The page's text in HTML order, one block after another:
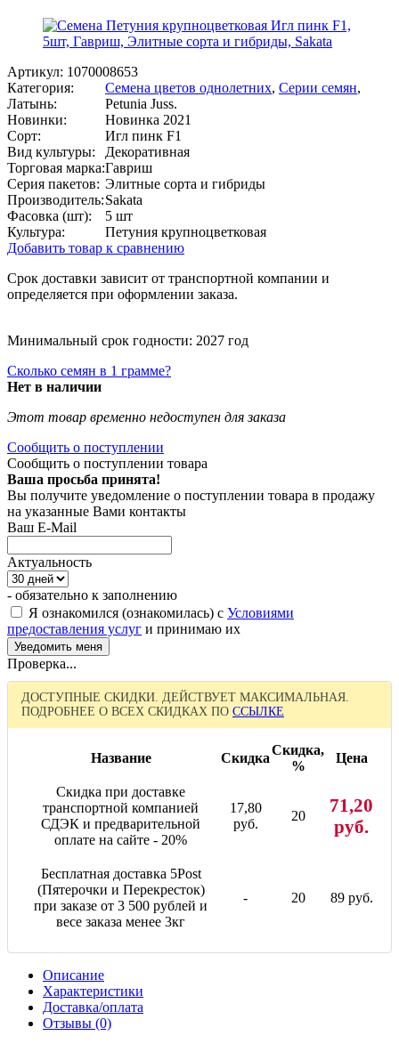
Артикул: 1070008653
Категория:
Семена цветов однолетних, Серии семян,
Латынь:
Petunia Juss.
Новинки:
Новинка 2021
Сорт:
Игл пинк F1
Вид культуры:
Декоративная
Торговая марка:Гавриш
Серия пакетов: Элитные сорта и гибриды
Производитель:Sakata
Фасовка (шт):
5 шт
Культура:
Петуния крупноцветковая
Добавить товар к сравнению
Срок доставки зависит от транспортной компании и
определяется при оформлении заказа.
Минимальный срок годности: 2027 год
Сколько семян в 1 грамме?
Нет в наличии
Этот товар временно недоступен для заказа
Сообщить о поступлении
Сообщить о поступлении товара
Ваша просьба принята!
Вы получите уведомление о поступлении товара в продажу
на указанные Вами контакты
Ваш E-Mail
Актуальность
- обязательно к заполнению
Я ознакомился (ознакомилась) с Условиями
предоставления услуг и принимаю их
Проверка...
ДОСТУПНЫЕ СКИДКИ. ДЕЙСТВУЕТ МАКСИМАЛЬНАЯ.
ПОДРОБНЕЕ О ВСЕХ СКИДКАХ ПО ССЫЛКЕ
Название Скидка
Скидка,
%
Цена
Скидка при доставке
транспортной компанией
СДЭК и предварительной
оплате на сайте - 20%
17,80
руб.
20
71,20
руб.
Бесплатная доставка 5Post
(Пятерочки и Перекресток)
при заказе от 3 500 рублей и
весе заказа менее 3кг
- 20 89 руб.
Описание
Характеристики
Доставка/оплата
Отзывы (0)